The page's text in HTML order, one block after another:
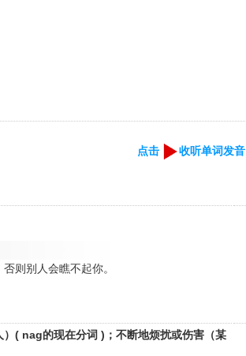
点击 收听单词发音
则别人会瞧不起你。
( nag的现在分词 )；不断地烦扰或伤害（某